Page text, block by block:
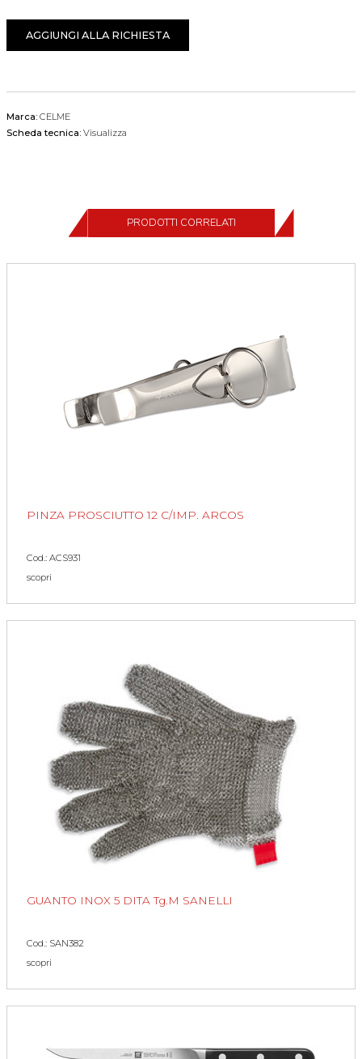
AGGIUNGI ALLA RICHIESTA
Marca: CELME
Scheda tecnica: Visualizza
PRODOTTI CORRELATI
PINZA PROSCIUTTO 12 C/IMP. ARCOS
Cod.: ACS931
scopri
GUANTO INOX 5 DITA Tg.M SANELLI
Cod.: SAN382
scopri